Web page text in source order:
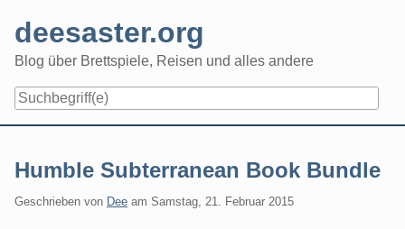
content
deesaster.org
Blog über Brettspiele, Reisen und alles andere
Humble Subterranean Book Bundle
Geschrieben von Dee am Samstag, 21. Februar 2015